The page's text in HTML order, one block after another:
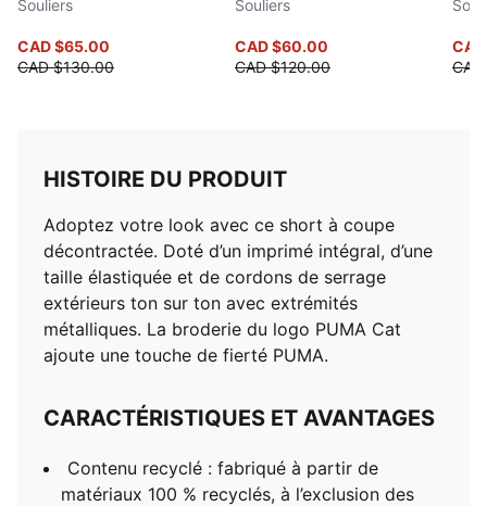
Souliers
CAD $65.00
CAD $130.00
Souliers
CAD $60.00
CAD $120.00
HISTOIRE DU PRODUIT
Adoptez votre look avec ce short à coupe
décontractée. Doté d’un imprimé intégral, d’une
taille élastiquée et de cordons de serrage
extérieurs ton sur ton avec extrémités
métalliques. La broderie du logo PUMA Cat
ajoute une touche de fierté PUMA.
CARACTÉRISTIQUES ET AVANTAGES
Contenu recyclé : fabriqué à partir de
matériaux 100 % recyclés, à l’exclusion des